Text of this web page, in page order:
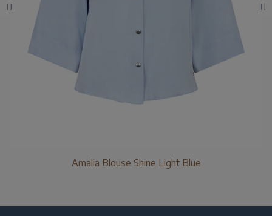
Amalia Blouse Shine Light Blue